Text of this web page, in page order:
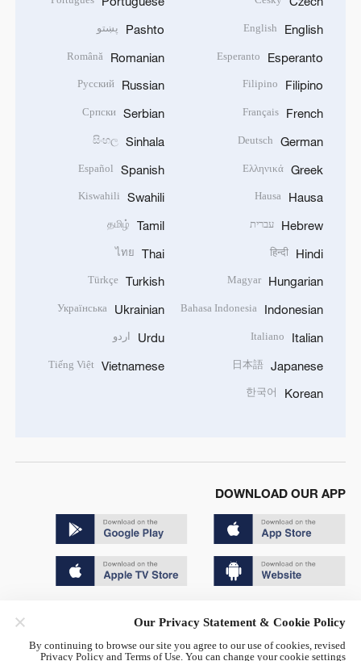
English
English
Esperanto
Esperanto
Filipino
Filipino
French
Français
German
Deutsch
Greek
Ελληνικά
Hausa
Hausa
Hebrew עברית
Hindi
हिन्दी
Hungarian
Magyar
Indonesian
Bahasa Indonesia
Italian
Italiano
Japanese
日本語
Korean
한국어
Pashto پښتو
Romanian
Română
Russian
Русский
Serbian
Српски
Sinhala
සිංහල
Spanish
Español
Swahili
Kiswahili
Tamil
தமிழ்
Thai
ไทย
Turkish
Türkçe
Ukrainian
Українська
Urdu اردو
Vietnamese
Tiếng Việt
DOWNLOAD OUR APP
Our Privacy Statement & Cookie Policy
By continuing to browse our site you agree to our use of cookies, revised
Privacy Policy and Terms of Use. You can change your cookie settings